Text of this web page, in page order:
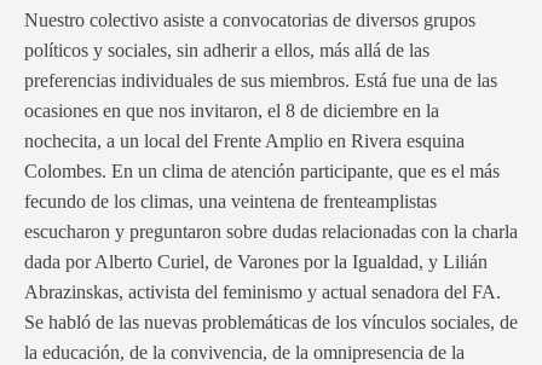
Nuestro colectivo asiste a convocatorias de diversos grupos
políticos y sociales, sin adherir a ellos, más allá de las
preferencias individuales de sus miembros. Está fue una de las
ocasiones en que nos invitaron, el 8 de diciembre en la
nochecita, a un local del Frente Amplio en Rivera esquina
Colombes. En un clima de atención participante, que es el más
fecundo de los climas, una veintena de frenteamplistas
escucharon y preguntaron sobre dudas relacionadas con la charla
dada por Alberto Curiel, de Varones por la Igualdad, y Lilián
Abrazinskas, activista del feminismo y actual senadora del FA.
Se habló de las nuevas problemáticas de los vínculos sociales, de
la educación, de la convivencia, de la omnipresencia de la